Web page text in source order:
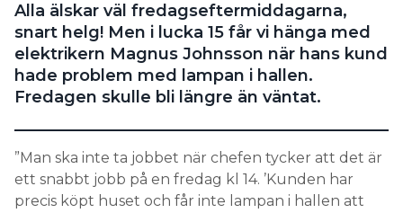
SEARCH
Alla älskar väl fredagseftermiddagarna,
snart helg! Men i lucka 15 får vi hänga med
elektrikern Magnus Johnsson när hans kund
hade problem med lampan i hallen.
Fredagen skulle bli längre än väntat.
”Man ska inte ta jobbet när chefen tycker att det är
ett snabbt jobb på en fredag kl 14. ’Kunden har
precis köpt huset och får inte lampan i hallen att